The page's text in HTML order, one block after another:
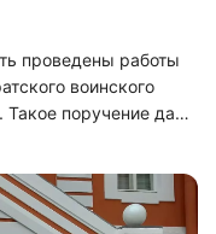
проведены работы
воинского
поручение дал
Президента
С
губернатору